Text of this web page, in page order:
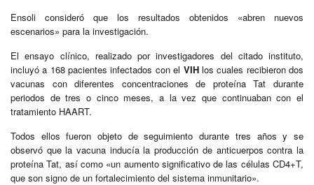
Ensoli consideró que los resultados obtenidos «abren nuevos
escenarios» para la investigación.
El ensayo clínico, realizado por investigadores del citado instituto,
incluyó a 168 pacientes infectados con el VIHlos cuales recibieron dos
vacunas con diferentes concentraciones de proteína Tat durante
periodos de tres o cinco meses, a la vez que continuaban con el
tratamiento HAART.
Todos ellos fueron objeto de seguimiento durante tres años y se
observó que la vacuna inducía la producción de anticuerpos contra la
proteína Tat, así como «un aumento significativo de las células CD4+T,
que son signo de un fortalecimiento del sistema inmunitario».